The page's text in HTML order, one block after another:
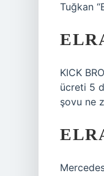
Tuğkan
KICK
ücreti 5
şovu ne